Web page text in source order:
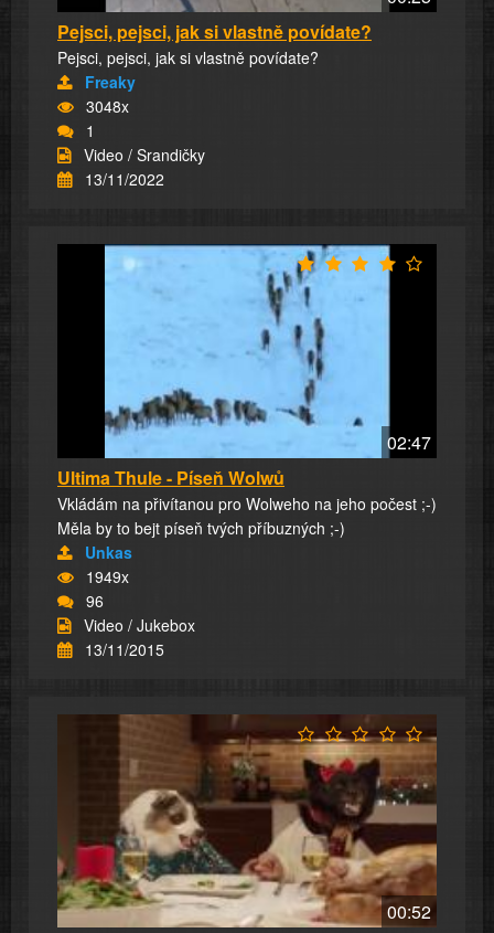
Pejsci, pejsci, jak si vlastně povídate?
Pejsci, pejsci, jak si vlastně povídate?
Freaky
3048x
1
Video / Srandičky
13/11/2022
02:47
Ultima Thule - Píseň Wolwů
Vkládám na přivítanou pro Wolweho na jeho počest ;-)
Měla by to bejt píseň tvých příbuzných ;-)
Unkas
1949x
96
Video / Jukebox
13/11/2015
00:52